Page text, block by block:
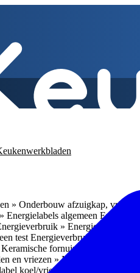
» Onderbouw afzuigkap,
Energielabels algemeen
» Energieverbruik
test Energieverbruik » 1
fornuizen
en vriezen » Nismaten Koelen
koel/vrieskasten